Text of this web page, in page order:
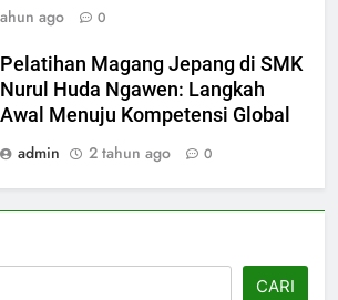
ago 0
Pelatihan Magang Jepang di SMK
Nurul Huda Ngawen: Langkah
Awal Menuju Kompetensi Global
admin
2 tahun ago 0
CARI
Berlangsung Sukses Try Out
UKK SMK Nurul Huda Ngawen!
Siswa Siap Hadapi UKK Januari
SMK PUSAT KEUNGGULAN
FASHION